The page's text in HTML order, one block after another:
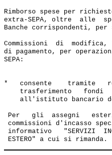
Rimborso spese per
extra-SEPA, oltre  alle
Banche corrispondenti,
Commissioni  di
di pagamento, per
SEPA:
*   consente    tramite
trasferimento   fondi
all'istituto bancario
Per   gli  assegni
commissioni d'incasso
informativo   "SERVIZI